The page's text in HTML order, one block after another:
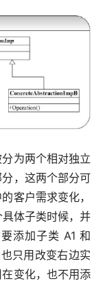
为两个相对独立
，这两个部分可
客户需求变化，
体子类时候，并
添加子类 A1 和
只用改变右边实
变化，也不用添